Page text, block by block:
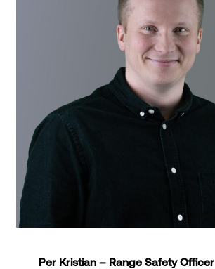
Per Kristian – Range Safety Officer